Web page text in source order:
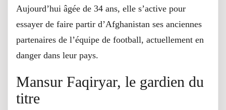
Aujourd’hui âgée de 34 ans, elle s’active pour
essayer de faire partir d’Afghanistan ses anciennes
partenaires de l’équipe de football, actuellement en
danger dans leur pays.
Mansur Faqiryar, le gardien du
titre